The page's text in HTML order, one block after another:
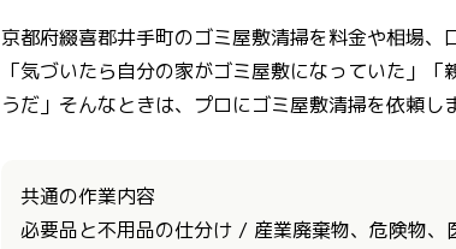
京都府綴喜郡井手町のゴミ屋敷清掃を料金や相場、
「気づいたら自分の家がゴミ屋敷になっていた」
うだ」そんなときは、プロにゴミ屋敷清掃を依頼し
共通の作業内容
必要品と不用品の仕分け / 産業廃棄物、危険物